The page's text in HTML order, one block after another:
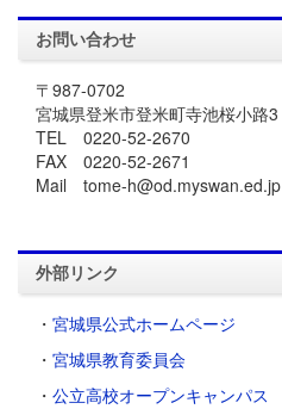
お問い合わせ
〒987-0702
宮城県登米市登米町寺池桜小路3
TEL 0220-52-2670
FAX 0220-52-2671
Mail tome-h@od.myswan.ed.jp
外部リンク
・ 宮城県公式ホームページ
・ 宮城県教育委員会
・ 公立高校オープンキャンパス